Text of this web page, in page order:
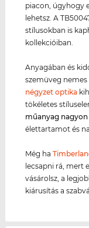
piacon, úgyhogy
lehetsz. A
stílusokban is
kollekcióiban.
Anyagában és
szemüveg
négyzet optika
tökéletes
műanyag nagyon
élettartamot és
Még ha
lecsapni rá, mert
vásárolsz, a
kiárusítás a